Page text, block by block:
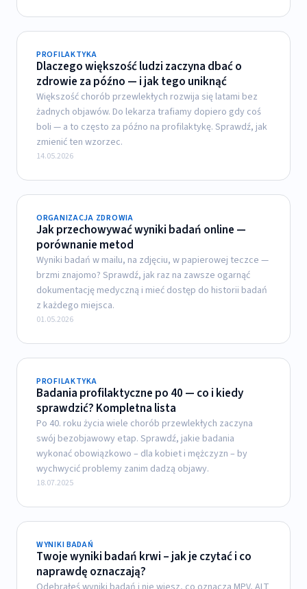
PROFILAKTYKA
Dlaczego większość ludzi zaczyna dbać o
zdrowie za późno — i jak tego uniknąć
Większość chorób przewlekłych rozwija się latami bez
żadnych objawów. Do lekarza trafiamy dopiero gdy coś
boli — a to często za późno na profilaktykę. Sprawdź, jak
zmienić ten wzorzec.
14.05.2026
ORGANIZACJA ZDROWIA
Jak przechowywać wyniki badań online —
porównanie metod
Wyniki badań w mailu, na zdjęciu, w papierowej teczce —
brzmi znajomo? Sprawdź, jak raz na zawsze ogarnąć
dokumentację medyczną i mieć dostęp do historii badań
z każdego miejsca.
01.05.2026
PROFILAKTYKA
Badania profilaktyczne po 40 — co i kiedy
sprawdzić? Kompletna lista
Po 40. roku życia wiele chorób przewlekłych zaczyna
swój bezobjawowy etap. Sprawdź, jakie badania
wykonać obowiązkowo – dla kobiet i mężczyzn – by
wychwycić problemy zanim dadzą objawy.
18.07.2025
WYNIKI BADAŃ
Twoje wyniki badań krwi – jak je czytać i co
naprawdę oznaczają?